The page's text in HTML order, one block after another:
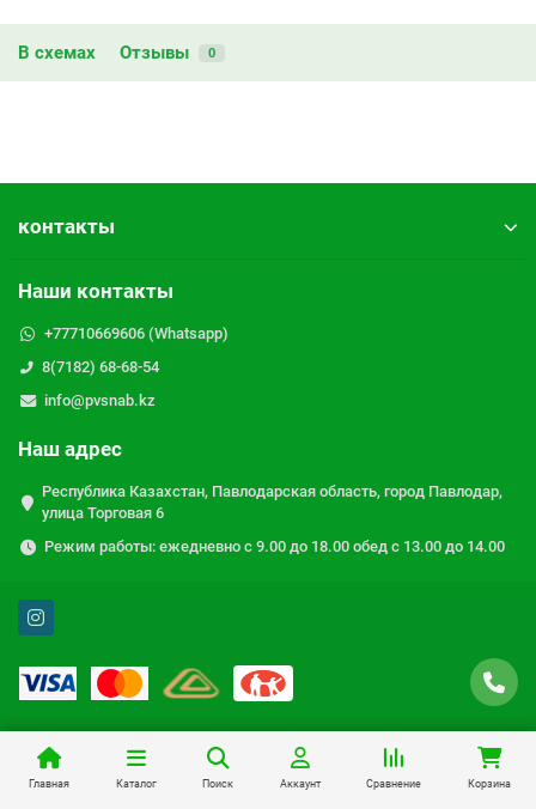
В схемах Отзывы 0
контакты
Наши контакты
+77710669606 (Whatsapp)
8(7182) 68-68-54
info@pvsnab.kz
Наш адрес
Республика Казахстан, Павлодарская область, город Павлодар,
улица Торговая 6
Режим работы: ежедневно с 9.00 до 18.00 обед с 13.00 до 14.00
Главная Каталог Поиск Аккаунт Сравнение Корзина